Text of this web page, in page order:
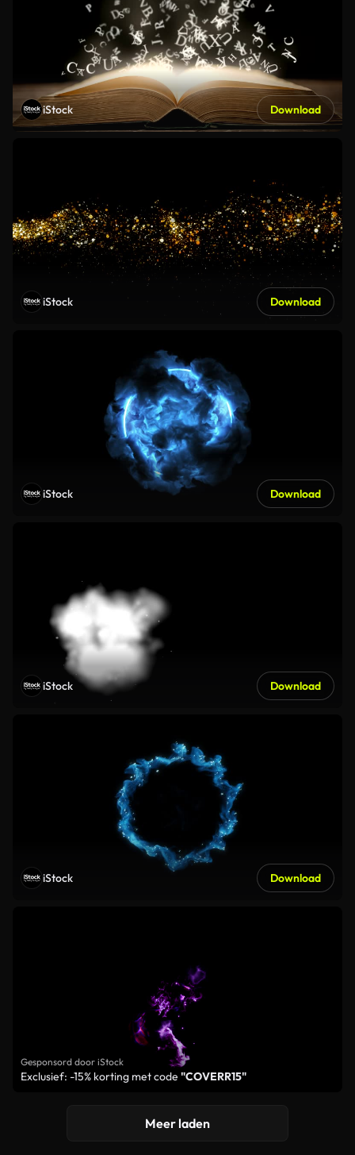
iStock Download
iStock Download
iStock Download
iStock Download
iStock Download
Gesponsord door iStock
Exclusief: -15% korting met code "COVERR15"
Meer laden